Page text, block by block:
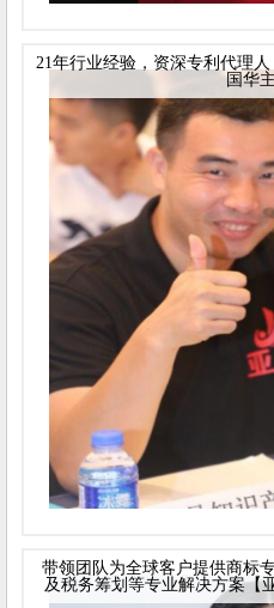
21年行业经验，资深专利代理
国华
带领团队为全球客户提供商标
及税务筹划等专业解决方案【